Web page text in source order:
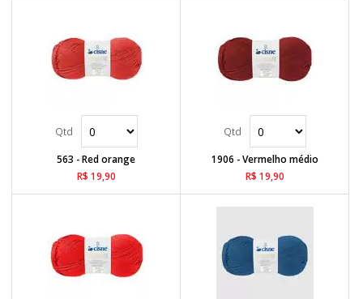
563 - Red orange
R$ 19,90
1906 - Vermelho médio
R$ 19,90